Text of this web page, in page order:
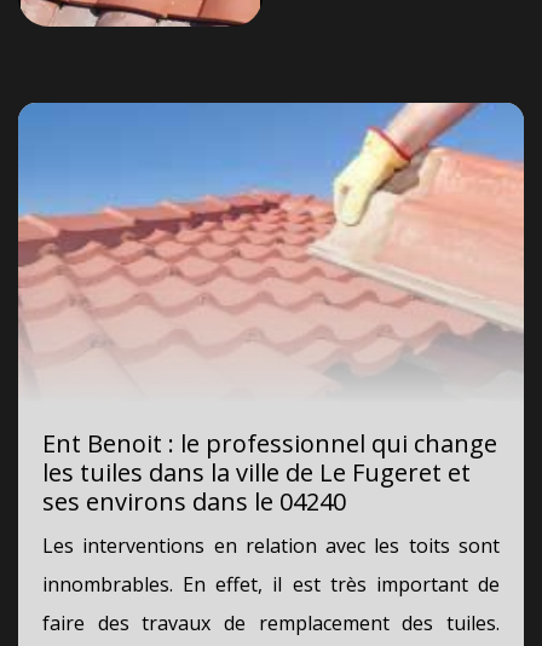
Ent Benoit : le professionnel qui change
les tuiles dans la ville de Le Fugeret et
ses environs dans le 04240
Les interventions en relation avec les toits sont
innombrables. En effet, il est très important de
faire des travaux de remplacement des tuiles.